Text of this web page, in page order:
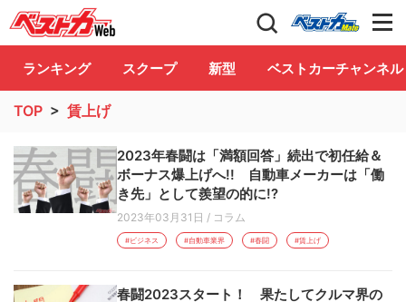
自動車情報誌「ベストカー」 Club
ランキング スクープ 新型 ベストカーチャンネル
TOP > 賃上げ
2023年春闘は「満額回答」続出で初任給＆
ボーナス爆上げへ!! 自動車メーカーは「働
き先」として羨望の的に!?
2023年03月31日 / コラム
#ビジネス #自動車業界 #春闘 #賃上げ
春闘2023スタート！ 果たしてクルマ界の